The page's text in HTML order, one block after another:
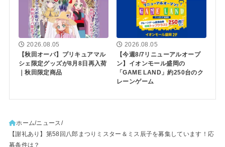
2026.08.05
【秋田オーパ】プリキュアマル
シェ限定グッズが8月8日再入荷
｜秋田限定商品
2026.08.05
【今週8/7リニューアルオープ
ン】イオンモール盛岡の
「GAME LAND」約250台のク
レーンゲーム
ホーム ニュース
【謝礼あり】第58回八郎まつりミスター＆ミス辰子を募集しています！応
募条件は？